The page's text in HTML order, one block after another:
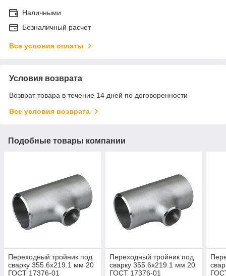
Наличными
Безналичный расчет
Все условия оплаты
Условия возврата
Возврат товара в течение 14 дней по договоренности
Все условия возврата
Подобные товары компании
Переходный тройник под
сварку 355.6x219.1 мм 20
ГОСТ 17376-01
Переходный тройник под
сварку 355.6x219.1 мм 20
ГОСТ 17376-01